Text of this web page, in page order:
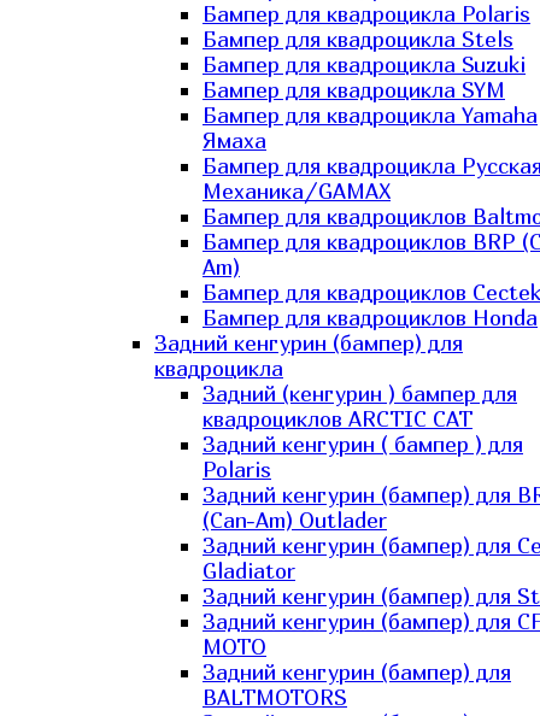
Бампер для квадроцикла Polaris
Бампер для квадроцикла Stels
Бампер для квадроцикла Suzuki
Бампер для квадроцикла SYM
Бампер для квадроцикла Yamaha
Ямаха
Бампер для квадроцикла
Механика/GAMAX
Бампер для квадроциклов
Бампер для квадроциклов BRP
Am)
Бампер для квадроциклов Cectek
Бампер для квадроциклов Honda
Задний кенгурин (бампер) для
квадроцикла
Задний (кенгурин ) бампер для
квадроциклов ARCTIC CAT
Задний кенгурин ( бампер ) для
Polaris
Задний кенгурин (бампер) для
(Can-Am) Outlader
Задний кенгурин (бампер) для
Gladiator
Задний кенгурин (бампер) для
Задний кенгурин (бампер) для
MOTO
Задний кенгурин (бампер) для
BALTMOTORS